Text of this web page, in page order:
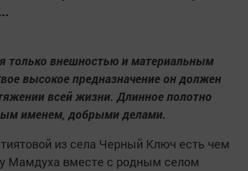
только внешностью и материальным
высокое предназначение он должен
всей жизни. Длинное полотно
именем, добрыми делами.
из села Черный Ключ есть чем
Мамдуха вместе с родным селом